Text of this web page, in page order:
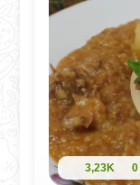
3,23K 0